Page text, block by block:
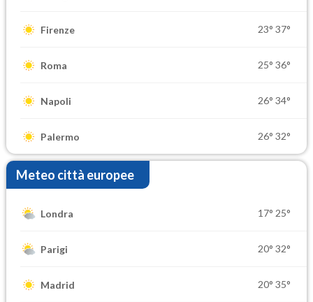
Firenze 23° 37°
Roma 25° 36°
Napoli 26° 34°
Palermo 26° 32°
Meteo città europee
Londra 17° 25°
Parigi 20° 32°
Madrid 20° 35°